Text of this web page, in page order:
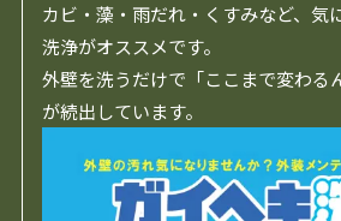
カビ・藻・雨だれ・くすみなど、気
洗浄がオススメです。
外壁を洗うだけで「ここまで変わる
が続出しています。